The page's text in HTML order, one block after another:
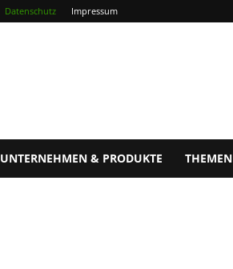
Datenschutz Impressum
UNTERNEHMEN & PRODUKTE THEMEN